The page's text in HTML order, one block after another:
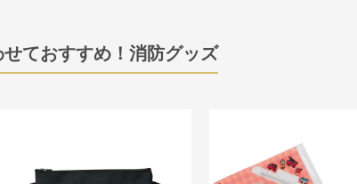
せておすすめ！消防グッズ